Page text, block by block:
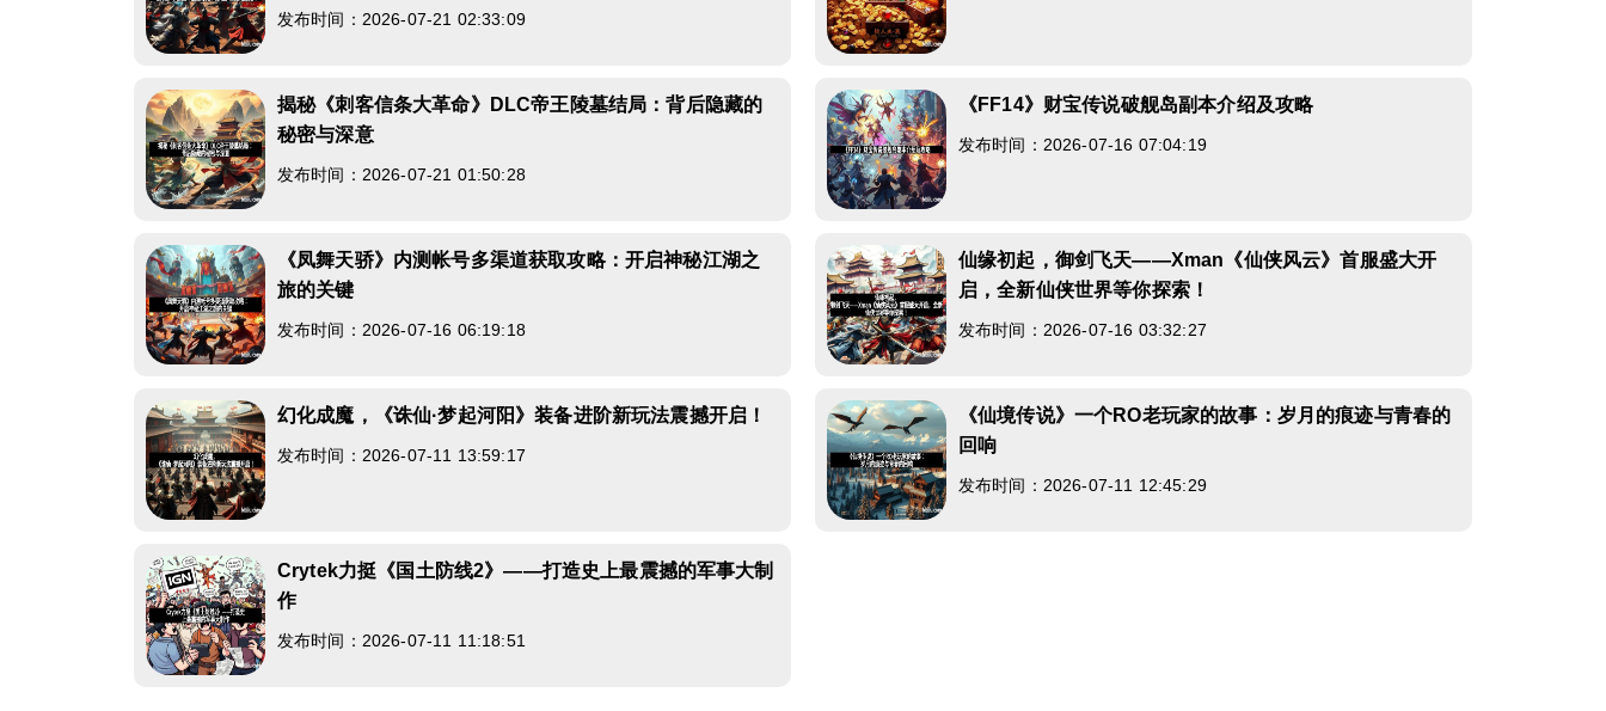
发布时间：2026-07-21 02:33:09
揭秘《刺客信条大革命》DLC帝王陵墓结局：背后隐藏的
秘密与深意
发布时间：2026-07-21 01:50:28
《FF14》财宝传说破舰岛副本介绍及攻略
发布时间：2026-07-16 07:04:19
《凤舞天骄》内测帐号多渠道获取攻略：开启神秘江湖之
旅的关键
发布时间：2026-07-16 06:19:18
仙缘初起，御剑飞天——Xman《仙侠风云》首服盛大开
启，全新仙侠世界等你探索！
发布时间：2026-07-16 03:32:27
幻化成魔，《诛仙·梦起河阳》装备进阶新玩法震撼开启！
发布时间：2026-07-11 13:59:17
《仙境传说》一个RO老玩家的故事：岁月的痕迹与青春的
回响
发布时间：2026-07-11 12:45:29
Crytek力挺《国土防线2》——打造史上最震撼的军事大制
作
发布时间：2026-07-11 11:18:51